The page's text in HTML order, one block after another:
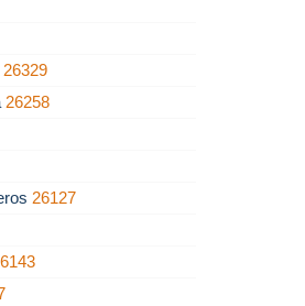
26329
26258
26127